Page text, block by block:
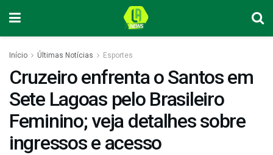
Início Últimas Notícias Esportes
Cruzeiro enfrenta o Santos em
Sete Lagoas pelo Brasileiro
Feminino; veja detalhes sobre
ingressos e acesso